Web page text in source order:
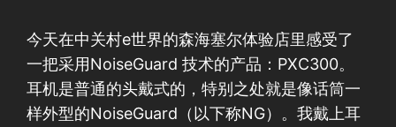
今天在中关村e世界的森海塞尔体验店里感受了
一把采用NoiseGuard 技术的产品：PXC300。
耳机是普通的头戴式的，特别之处就是像话筒一
样外型的NoiseGuard（以下称NG）。我戴上耳